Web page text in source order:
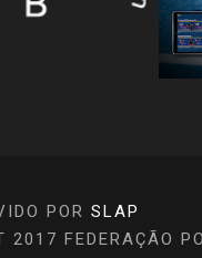
POR SLAP
2017 FEDERAÇÃO